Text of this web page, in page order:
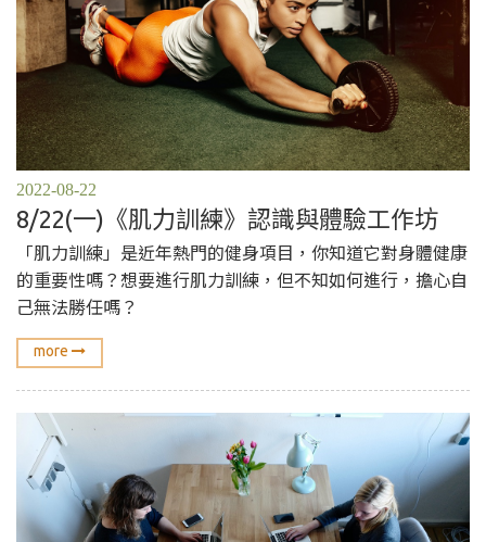
2022-08-22
8/22(一)《肌力訓練》認識與體驗工作坊
「肌力訓練」是近年熱門的健身項目，你知道它對身體健康
的重要性嗎？想要進行肌力訓練，但不知如何進行，擔心自
己無法勝任嗎？
more